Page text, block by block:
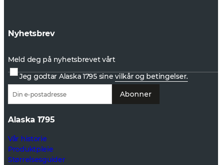
Nyhetsbrev
Meld deg på nyhetsbrevet vårt
Jeg godtar Alaska 1795 sinevilkår og betingelser.
Abonner
Alaska 1795
Vår historie
Produktpleie
Størrelsesguider